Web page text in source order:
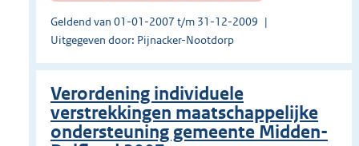
Geldend van 01-01-2007 t/m 31-12-2009
Uitgegeven door: Pijnacker-Nootdorp
Verordening individuele
verstrekkingen maatschappelijke
ondersteuning gemeente Midden-